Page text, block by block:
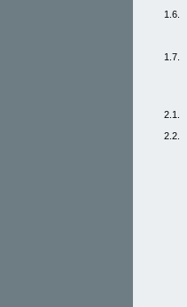
1.6.
1.7.
2.1.
2.2.